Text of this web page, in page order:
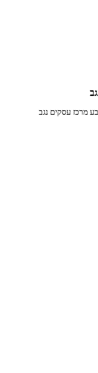
מרכז עסקים נגב